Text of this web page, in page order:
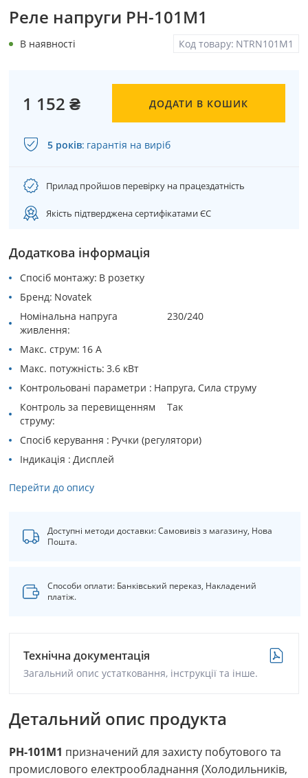
Реле напруги PH-101M1
Код товару: NTRN101M1
В наявності
1 152 ₴ ДОДАТИ В КОШИК
5 років: гарантія на виріб
Прилад пройшов перевірку на працездатність
Якість підтверджена сертифікатами ЄС
Додаткова інформація
Спосіб монтажу В розетку
Бренд Novatek
Номінальна напруга
живлення
230/240
Макс. струм 16 А
Макс. потужність 3.6 кВт
Контрольовані параметри
Напруга, Сила струму
Контроль за перевищенням
струму
Так
Спосіб керування
Ручки (регулятори)
Індикація
Дисплей
Перейти до опису
Доступні методи доставки: Самовивіз з магазину, Нова
Пошта.
Способи оплати: Банківський переказ, Накладений
платіж.
Технічна документація
Загальний опис устатковання, інструкції та інше.
Детальний опис продукта
РН-101М1 призначений для захисту побутового та
промислового електрообладнання (Холодильників,